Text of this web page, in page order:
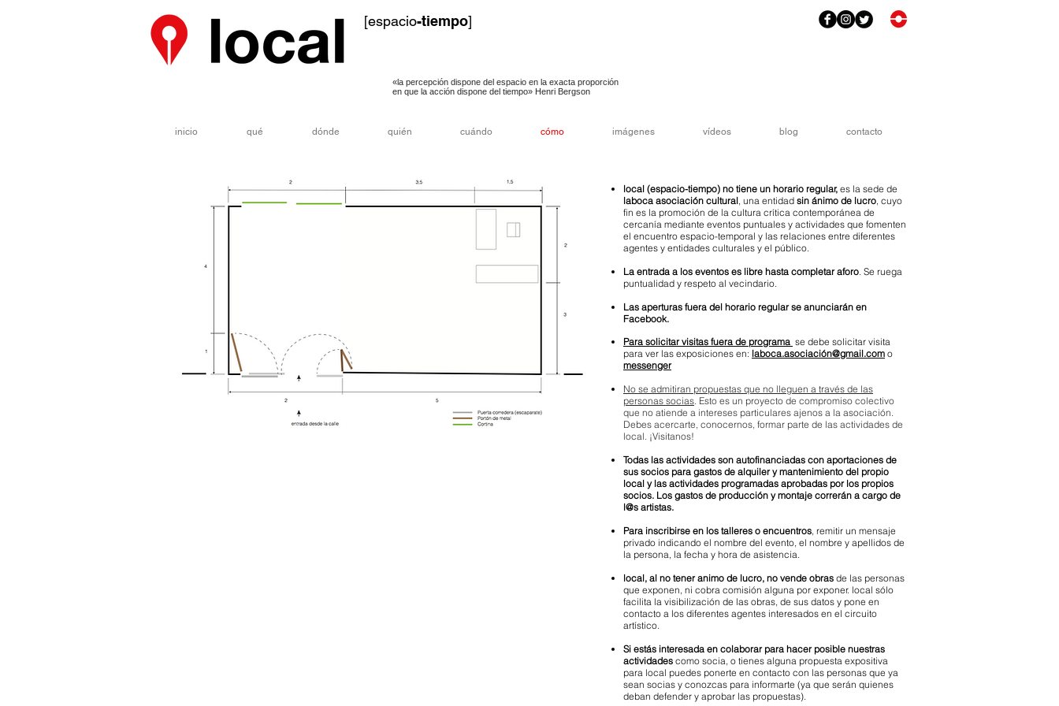
[espacio-tiempo]
«la percepción dispone del espacio en la exacta proporción
en que la acción dispone del tiempo» Henri Bergson
inicio qué dónde quién cuándo cómo imágenes vídeos blog contacto
local (espacio-tiempo) no tiene un horario regular, es la sede de
laboca asociación cultural, una entidad sin ánimo de lucro, cuyo
fin es la promoción de la cultura crítica contemporánea de
cercanía mediante eventos puntuales y actividades que fomenten
el encuentro espacio-temporal y las relaciones entre diferentes
agentes y entidades culturales y el público.
La entrada a los eventos es libre hasta completar aforo. Se ruega
puntualidad y respeto al vecindario.
Las aperturas fuera del horario regular se anunciarán en
Facebook.
Para solicitar visitas fuera de programa se debe solicitar visita
para ver las exposiciones en: laboca.asociación@gmail.com o
messenger
No se admitiran propuestas que no lleguen a través de las
personas socias. Esto es un proyecto de compromiso colectivo
que no atiende a intereses particulares ajenos a la asociación.
Debes acercarte, conocernos, formar parte de las actividades de
local. ¡Visitanos!
Todas las actividades son autofinanciadas con aportaciones de
sus socios para gastos de alquiler y mantenimiento del propio
local y las actividades programadas aprobadas por los propios
socios. Los gastos de producción y montaje correrán a cargo de
l@s artistas.
Para inscribirse en los talleres o encuentros, remitir un mensaje
privado indicando el nombre del evento, el nombre y apellidos de
la persona, la fecha y hora de asistencia.
local, al no tener animo de lucro, no vende obras de las personas
que exponen, ni cobra comisión alguna por exponer. local sólo
facilita la visibilización de las obras, de sus datos y pone en
contacto a los diferentes agentes interesados en el circuito
artístico.
Si estás interesada en colaborar para hacer posible nuestras
actividades como socia, o tienes alguna propuesta expositiva
para local puedes ponerte en contacto con las personas que ya
sean socias y conozcas para informarte (ya que serán quienes
deban defender y aprobar las propuestas).